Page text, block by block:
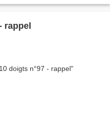
rappel